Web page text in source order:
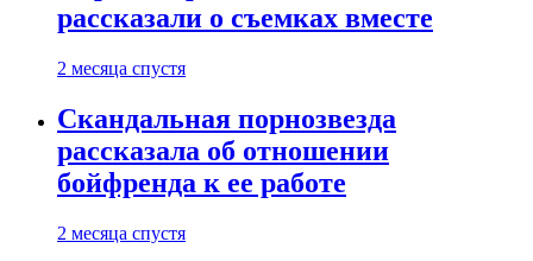
рассказали о съемках вместе
2 месяца спустя
Скандальная порнозвезда
рассказала об отношении
бойфренда к ее работе
2 месяца спустя